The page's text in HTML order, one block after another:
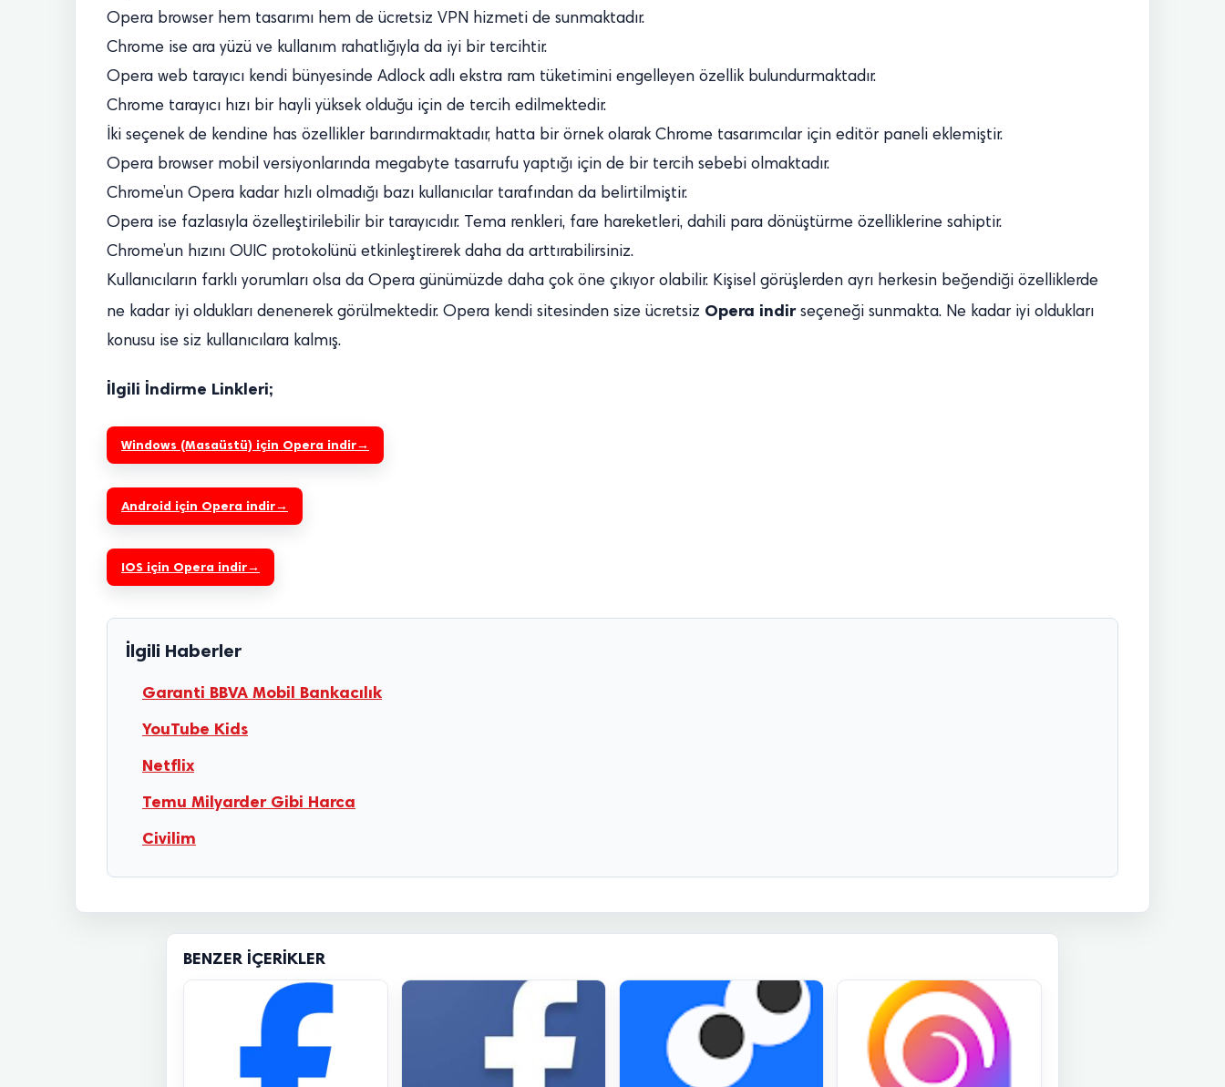
Opera browser hem tasarımı hem de ücretsiz VPN hizmeti de sunmaktadır.
Chrome ise ara yüzü ve kullanım rahatlığıyla da iyi bir tercihtir.
Opera web tarayıcı kendi bünyesinde Adlock adlı ekstra ram tüketimini engelleyen özellik bulundurmaktadır.
Chrome tarayıcı hızı bir hayli yüksek olduğu için de tercih edilmektedir.
İki seçenek de kendine has özellikler barındırmaktadır, hatta bir örnek olarak Chrome tasarımcılar için editör paneli eklemiştir.
Opera browser mobil versiyonlarında megabyte tasarrufu yaptığı için de bir tercih sebebi olmaktadır.
Chrome’un Opera kadar hızlı olmadığı bazı kullanıcılar tarafından da belirtilmiştir.
Opera ise fazlasıyla özelleştirilebilir bir tarayıcıdır. Tema renkleri, fare hareketleri, dahili para dönüştürme özelliklerine sahiptir.
Chrome’un hızını OUIC protokolünü etkinleştirerek daha da arttırabilirsiniz.
Kullanıcıların farklı yorumları olsa da Opera günümüzde daha çok öne çıkıyor olabilir. Kişisel görüşlerden ayrı herkesin beğendiği özelliklerde
ne kadar iyi oldukları denenerek görülmektedir. Opera kendi sitesinden size ücretsiz Opera indirseçeneği sunmakta. Ne kadar iyi oldukları
konusu ise siz kullanıcılara kalmış.
İlgili İndirme Linkleri;
Windows (Masaüstü) için Opera indir
Android için Opera indir
IOS için Opera indir
İlgili Haberler
Garanti BBVA Mobil Bankacılık
YouTube Kids
Netflix
Temu Milyarder Gibi Harca
Civilim
BENZER İÇERIKLER